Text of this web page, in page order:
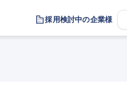
採用検討中の企業様